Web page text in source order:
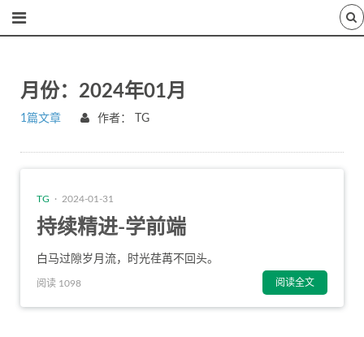
月份：2024年01月
1篇文章 作者： TG
TG · 2024-01-31
持续精进-学前端
白马过隙岁月流，时光荏苒不回头。
阅读 1098 阅读全文